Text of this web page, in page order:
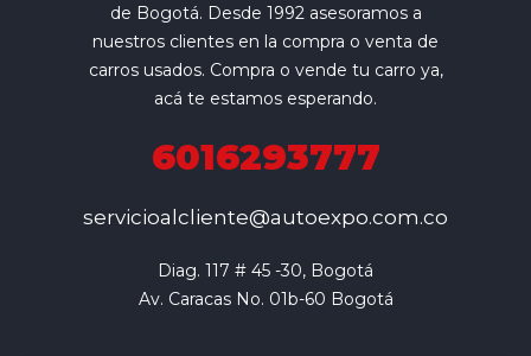
de Bogotá. Desde 1992 asesoramos a
nuestros clientes en la compra o venta de
carros usados. Compra o vende tu carro ya,
acá te estamos esperando.
6016293777
servicioalcliente@autoexpo.com.co
Diag. 117 # 45 -30, Bogotá
Av. Caracas No. 01b-60 Bogotá